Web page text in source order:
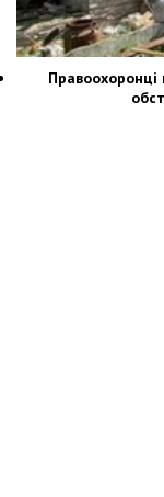
Правоохоронці